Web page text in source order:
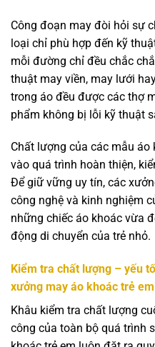
Công đoạn may đòi hỏi sự
loại chỉ phù hợp đến kỹ
mỗi đường chỉ đều chắc
thuật may viền, may lưới
trong áo đều được các thợ
phẩm không bị lỗi kỹ thuật
Chất lượng của các mẫu
vào quá trình hoàn thiện,
Để giữ vững uy tín, các
công nghệ và kinh nghiệm
những chiếc áo khoác vừa
động di chuyển của trẻ nhỏ.
Kiểm tra chất lượng – yếu
xưởng may áo khoác trẻ em
Khâu kiểm tra chất lượng
công của toàn bộ quá trình